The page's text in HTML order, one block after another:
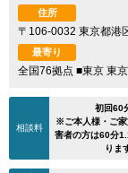
住所
〒106-0032 東京都港
最寄り
全国76拠点 ■東京 東
相談料
初回60
※ご本人様・ご
害者の方は60分
りま